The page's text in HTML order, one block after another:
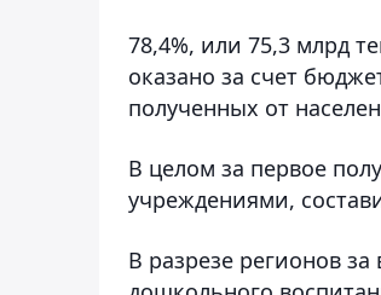
78,4%, или 75,3 млрд
оказано за счет
полученных от
В целом за первое
учреждениями,
В разрезе регионов